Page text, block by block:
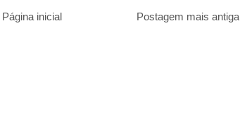
Postagem mais antiga
Página inicial